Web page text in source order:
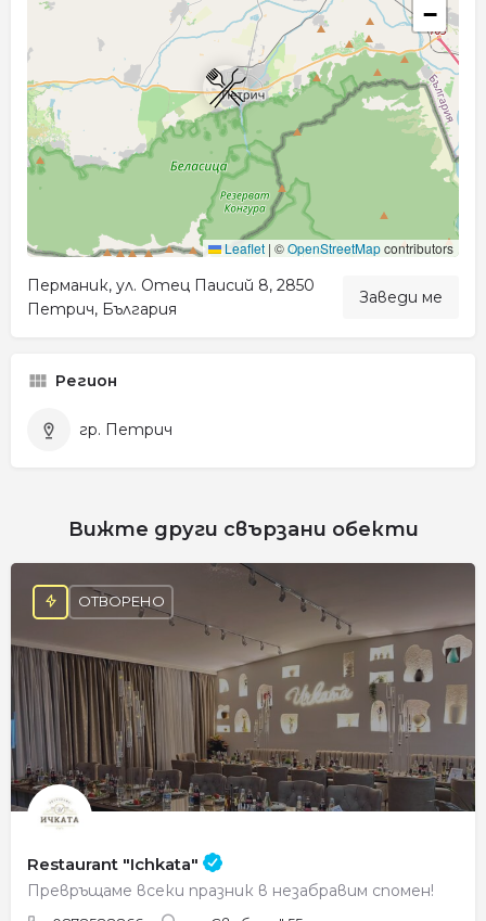
−
Leaflet | ©OpenStreetMapcontributors
Перманик, ул. Отец Паисий 8, 2850
Петрич, България
Заведи ме
Регион
гр. Петрич
Вижте други свързани обекти
Restaurant "Ichkata"
Превръщаме всеки празник в незабравим спомен!
ОТВОРЕНО